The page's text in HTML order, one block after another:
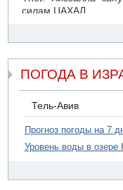
силам ЦАХАЛ
ДТП в Ашдоде:
07.08.2026 19:14
Скончался водитель,
Иерусалиме
07.08.2026 17:57
Подозреваемый в
Дахан
07.08.2026 17:55
коррупционных
ПОГОДА В
Тель-Авив
Прогноз погоды на 7
Уровень воды в озере